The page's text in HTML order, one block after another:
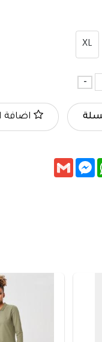
XL
-
اضافة
Messenger
Gmail